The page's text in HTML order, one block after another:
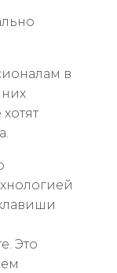
в
Это